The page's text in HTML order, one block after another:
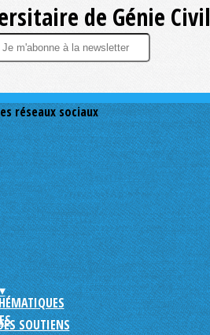
de Génie Civil
réseaux sociaux
SOUTIENS